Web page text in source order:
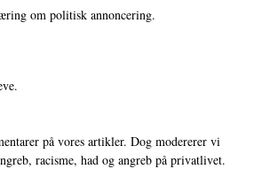
om politisk annoncering.
på vores artikler. Dog modererer vi
racisme, had og angreb på privatlivet.